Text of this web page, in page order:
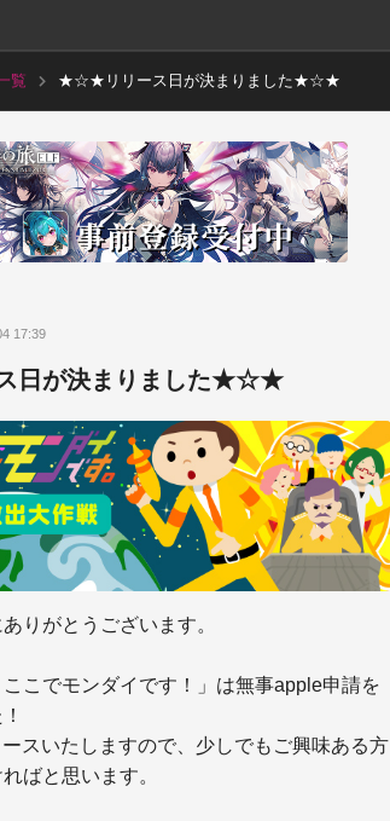
覧 ★☆★リリース日が決まりました★☆★
17:39
日が決まりました★☆★
りがとうございます。
こでモンダイです！」は無事apple申請を
スいたしますので、少しでもご興味ある方
ばと思います。